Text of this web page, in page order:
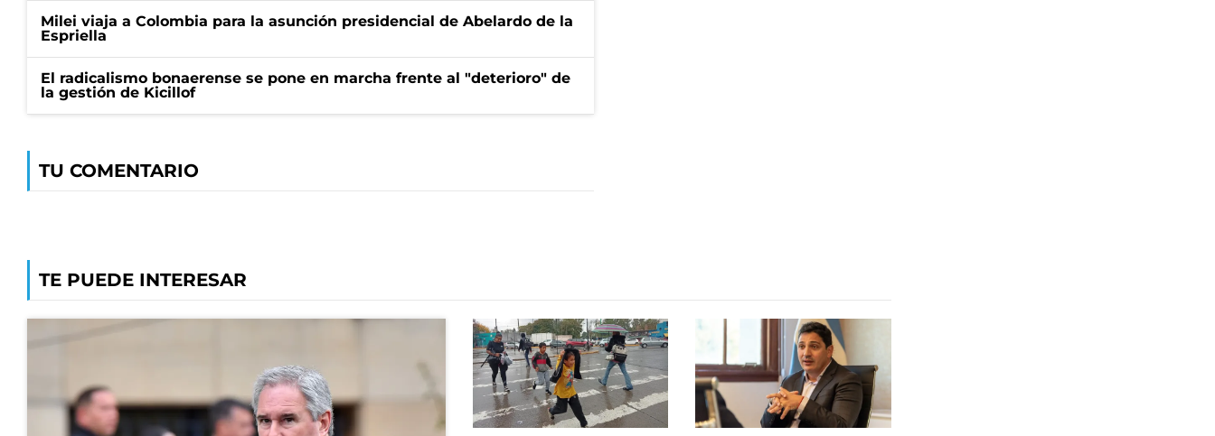
Milei viaja a Colombia para la asunción presidencial de Abelardo de la
Espriella
El radicalismo bonaerense se pone en marcha frente al "deterioro" de
la gestión de Kicillof
TU COMENTARIO
TE PUEDE INTERESAR